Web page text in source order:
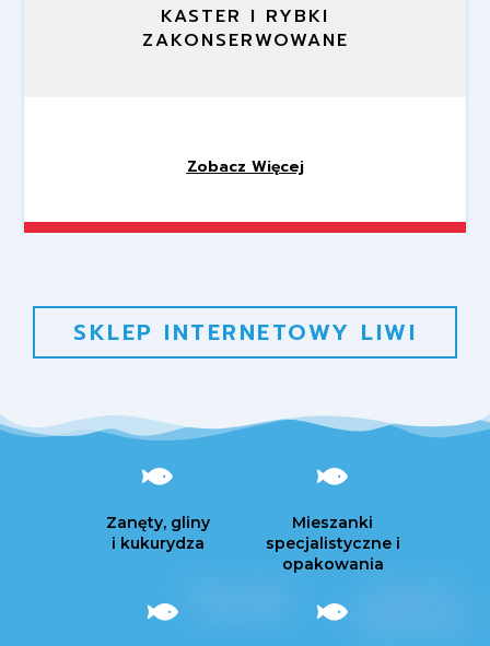
KASTER I RYBKI
ZAKONSERWOWANE
Zobacz Więcej
SKLEP INTERNETOWY LIWI
Zanęty, gliny
i kukurydza
Mieszanki
specjalistyczne i
opakowania